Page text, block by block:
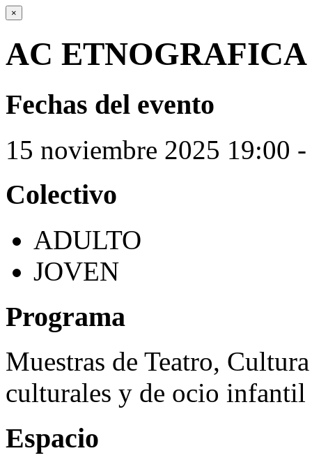
×
AC
Fechas del evento
15 noviembre 2025 19:00
Colectivo
ADULTO
JOVEN
Programa
Muestras de Teatro,
culturales y de ocio infantil
Espacio